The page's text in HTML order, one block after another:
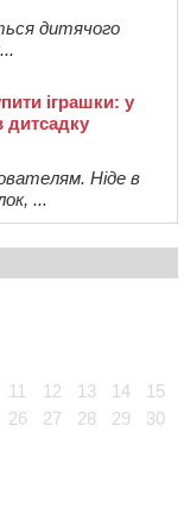
дитячого
іграшки: у
дитсадку
Ніде в
...
11 12 13 14
15
26 27 28 29
30